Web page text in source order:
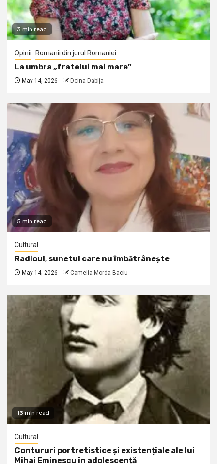
3 min read
Opinii Romanii din jurul Romaniei
La umbra „fratelui mai mare”
May 14, 2026 Doina Dabija
5 min read
Cultural
Radioul, sunetul care nu îmbătrânește
May 14, 2026 Camelia Morda Baciu
13 min read
Cultural
Contururi portretistice și existențiale ale lui
Mihai Eminescu în adolescență